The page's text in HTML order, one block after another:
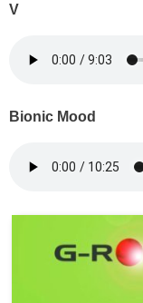
V
Bionic Mood